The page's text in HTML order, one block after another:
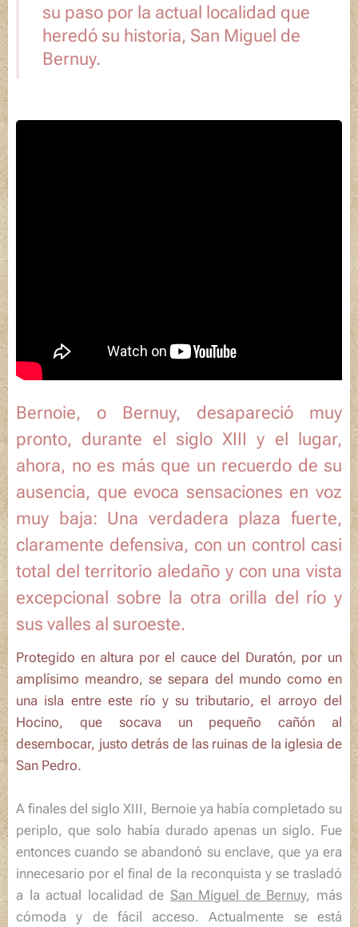
su paso por la actual localidad que
heredó su historia, San Miguel de
Bernuy.
Bernoie, o Bernuy, desapareció muy
pronto, durante el siglo XIII y el lugar,
ahora, no es más que un recuerdo de su
ausencia, que evoca sensaciones en voz
muy baja: Una verdadera plaza fuerte,
claramente defensiva, con un control casi
total del territorio aledaño y con una vista
excepcional sobre la otra orilla del río y
sus valles al suroeste.
Protegido en altura por el cauce del Duratón, por un
amplísimo meandro, se separa del mundo como en
una isla entre este río y su tributario, el arroyo del
Hocino, que socava un pequeño cañón al
desembocar, justo detrás de las ruinas de la iglesia de
San Pedro.
A finales del siglo XIII, Bernoieya había completado su
periplo, que solo había durado apenas un siglo. Fue
entonces cuando se abandonó su enclave, que ya era
innecesario por el final de la reconquista y se trasladó
a la actual localidad de San Miguel de Bernuy, más
cómoda y de fácil acceso. Actualmente se está